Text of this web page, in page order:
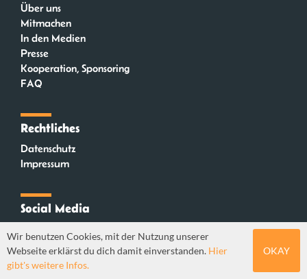
Über uns
Mitmachen
In den Medien
Presse
Kooperation, Sponsoring
FAQ
Rechtliches
Datenschutz
Impressum
Social Media
Mastodon
Wir benutzen Cookies, mit der Nutzung unserer
Webseite erklärst du dich damit einverstanden. Hier
gibt's weitere Infos.
OKAY